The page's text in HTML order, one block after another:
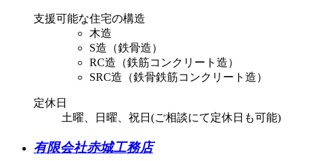
支援可能な住宅の構造
木造
S造（鉄骨造）
RC造（鉄筋コンクリート造）
SRC造（鉄骨鉄筋コンクリート造）
定休日
土曜、日曜、祝日(ご相談にて定休日も可能)
有限会社赤城工務店